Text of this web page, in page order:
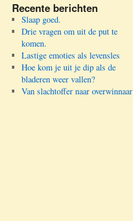
Recente berichten
Slaap goed.
Drie vragen om uit de put te
komen.
Lastige emoties als levensles
Hoe kom je uit je dip als de
bladeren weer vallen?
Van slachtoffer naar overwinnaar